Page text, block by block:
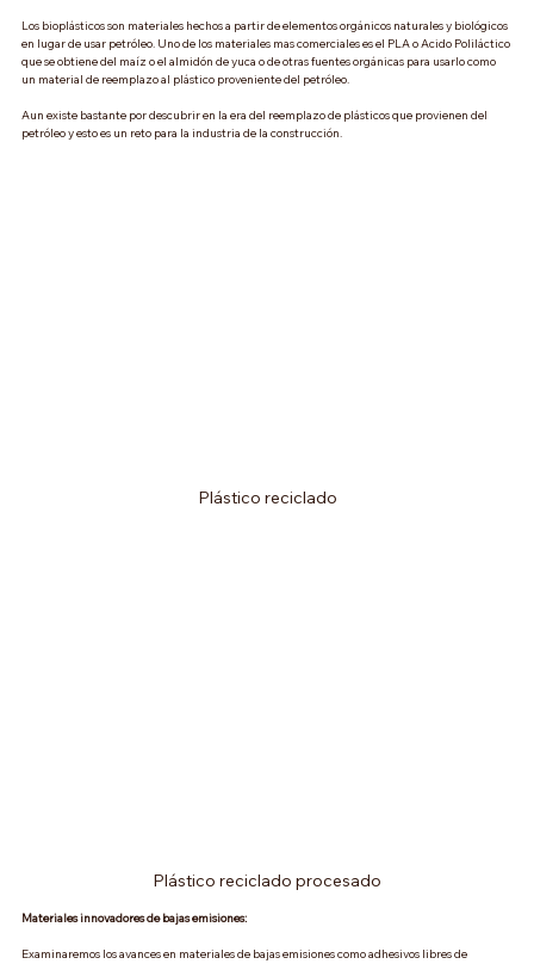
Los bioplásticos son materiales hechos a partir de elementos orgánicos naturales y biológicos
en lugar de usar petróleo. Uno de los materiales mas comerciales es el PLA o Acido Poliláctico
que se obtiene del maíz o el almidón de yuca o de otras fuentes orgánicas para usarlo como
un material de reemplazo al plástico proveniente del petróleo.
Aun existe bastante por descubrir en la era del reemplazo de plásticos que provienen del
petróleo y esto es un reto para la industria de la construcción.
Plástico reciclado
Plástico reciclado procesado
Materiales innovadores de bajas emisiones:
Examinaremos los avances en materiales de bajas emisiones como adhesivos libres de